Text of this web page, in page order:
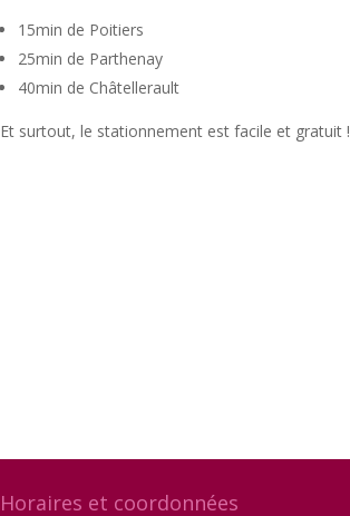
15min de Poitiers
25min de Parthenay
40min de Châtellerault
Et surtout, le stationnement est facile et gratuit !
Horaires et coordonnées